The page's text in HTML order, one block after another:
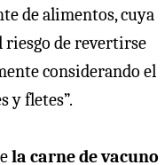
de alimentos, cuya
de revertirse
considerando el
y fletes”.
la carne de vacuno